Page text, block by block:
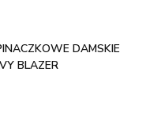
DAMSKIE
BLAZER